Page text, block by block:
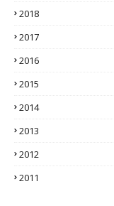
2018
2017
2016
2015
2014
2013
2012
2011